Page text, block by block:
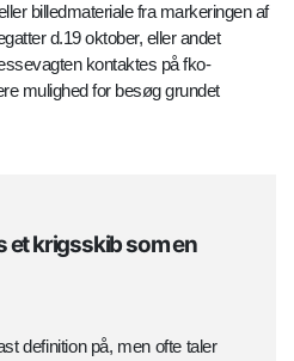
billedmateriale fra markeringen af
d.19 oktober, eller andet
kontaktes på fko-
mulighed for besøg grundet
et krigsskib som en
definition på, men ofte taler